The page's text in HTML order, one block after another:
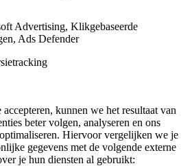
Advertising, Klikgebaseerde
Ads Defender
kunnen we het resultaat van
beter volgen, analyseren en ons
Hiervoor vergelijken we je
gegevens met de volgende externe
je hun diensten al gebruikt: